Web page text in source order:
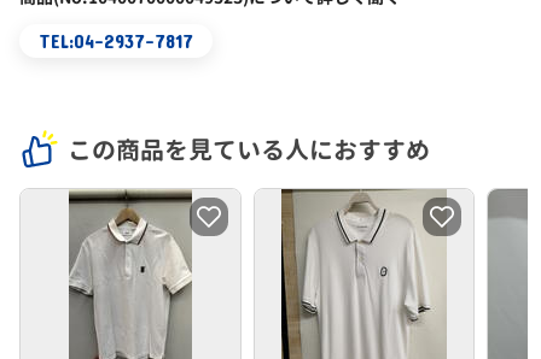
TEL:04-2937-7817
この商品を見ている人におすすめ